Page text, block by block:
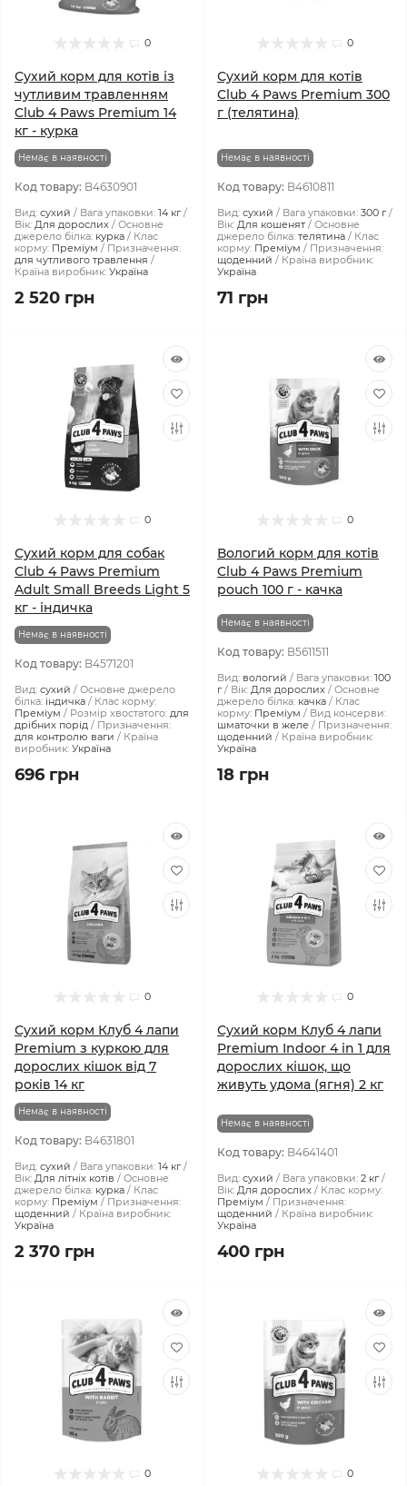
0
Сухий корм для котів із
чутливим травленням
Club 4 Paws Premium 14
кг - курка
Немає в наявності
Код товару: B4630901
Вид: сухий Вага упаковки: 14 кг
Вік: Для дорослих
Основне
джерело білка: курка
Клас
корму: Преміум
Призначення:
для чутливого травлення
Країна виробник: Україна
2 520 грн
0
Сухий корм для котів
Club 4 Paws Premium 300
г (телятина)
Немає в наявності
Код товару: B4610811
Вид: сухий Вага упаковки: 300 г
Вік: Для кошенят
Основне
джерело білка: телятина
Клас
корму: Преміум
Призначення:
щоденний
Країна виробник:
Україна
71 грн
0
Сухий корм для собак
Сlub 4 Paws Premium
Adult Small Breeds Light 5
кг - індичка
Немає в наявності
Код товару: B4571201
Вид: сухий
Основне джерело
білка: індичка
Клас корму:
Преміум
Розмір хвостатого: для
дрібних порід
Призначення:
для контролю ваги
Країна
виробник: Україна
696 грн
0
Вологий корм для котів
Club 4 Paws Premium
pouch 100 г - качка
Немає в наявності
Код товару: B5611511
Вид: вологий Вага упаковки: 100
г
Вік: Для дорослих
Основне
джерело білка: качка
Клас
корму: Преміум
Вид консерви:
шматочки в желе
Призначення:
щоденний
Країна виробник:
Україна
18 грн
0
Сухий корм Клуб 4 лапи
Premium з куркою для
дорослих кішок від 7
років 14 кг
Немає в наявності
Код товару: B4631801
Вид: сухий Вага упаковки: 14 кг
Вік: Для літніх котів
Основне
джерело білка: курка
Клас
корму: Преміум
Призначення:
щоденний
Країна виробник:
Україна
2 370 грн
0
Сухий корм Клуб 4 лапи
Premium Indoor 4 in 1 для
дорослих кішок, що
живуть удома (ягня) 2 кг
Немає в наявності
Код товару: B4641401
Вид: сухий Вага упаковки: 2 кг
Вік: Для дорослих
Клас корму:
Преміум
Призначення:
щоденний
Країна виробник:
Україна
400 грн
0 0